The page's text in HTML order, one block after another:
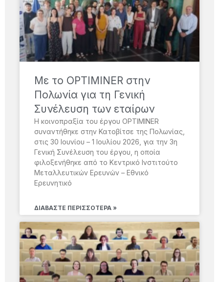
Με το OPTIMINER στην
Πολωνία για τη Γενική
Συνέλευση των εταίρων
Η κοινοπραξία του έργου OPTIMINER
συναντήθηκε στην Κατοβίτσε της Πολωνίας,
στις 30 Ιουνίου – 1 Ιουλίου 2026, για την 3η
Γενική Συνέλευση του έργου, η οποία
φιλοξενήθηκε από το Κεντρικό Ινστιτούτο
Μεταλλευτικών Ερευνών – Εθνικό
Ερευνητικό
ΔΙΑΒΆΣΤΕ ΠΕΡΙΣΣΌΤΕΡΑ »